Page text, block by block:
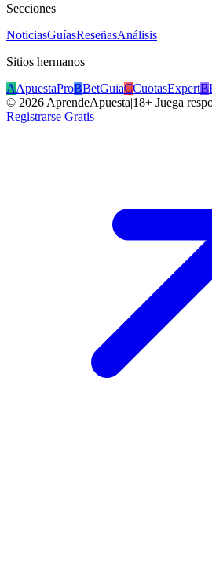
Secciones
NoticiasGuíasReseñasAnálisis
Sitios hermanos
AApuestaProBBetGuiaCCuotasExpertB
© 2026 AprendeApuesta|18+ Juega
Registrarse Gratis